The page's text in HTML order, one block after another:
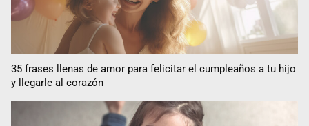
35 frases llenas de amor para felicitar el cumpleaños a tu hijo
y llegarle al corazón